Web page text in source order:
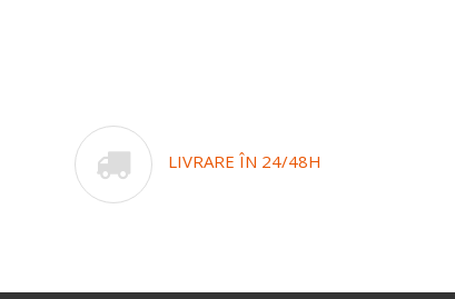
LIVRARE ÎN 24/48H